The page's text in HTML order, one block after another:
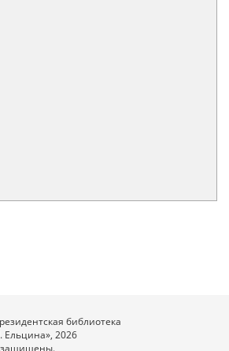
библиотека
Ельцина», 2026
защищены.